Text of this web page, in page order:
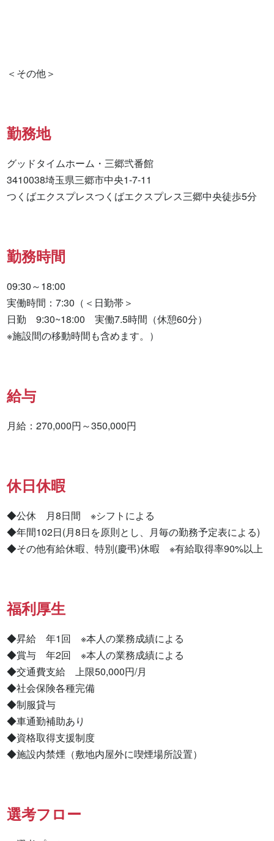
勤務地
グッドタイムホーム・三郷弐番館
3410038埼玉県三郷市中央1-7-11
つくばエクスプレスつくばエクスプレス三郷中央徒歩5分
勤務時間
09:30～18:00
実働時間：7:30（＜日勤帯＞
日勤　9:30~18:00　実働7.5時間（休憩60分）
※施設間の移動時間も含めます。）
給与
月給：270,000円～350,000円
休日休暇
◆公休　月8日間　※シフトによる
◆年間102日(月8日を原則とし、月毎の勤務予定表による)
◆その他有給休暇、特別(慶弔)休暇　※有給取得率90%以上
福利厚生
◆昇給　年1回　※本人の業務成績による
◆賞与　年2回　※本人の業務成績による
◆交通費支給　上限50,000円/月
◆社会保険各種完備
◆制服貸与
◆車通勤補助あり
◆資格取得支援制度
◆施設内禁煙（敷地内屋外に喫煙場所設置）
選考フロー